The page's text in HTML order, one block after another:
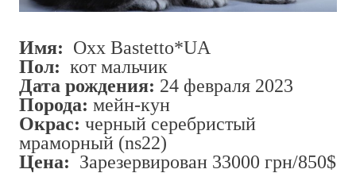
Имя: Oxx Bastetto*UA
Пол: кот мальчик
Дата рождения: 24 февраля 2023
Порода: мейн-кун
Окрас: черный серебристый
мраморный (ns22)
Цена: Зарезервирован 33000 грн/850$